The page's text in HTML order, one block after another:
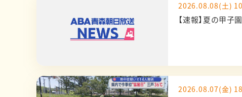
2026.08.08(土)
【速報】夏の甲
2026.08.07(金)